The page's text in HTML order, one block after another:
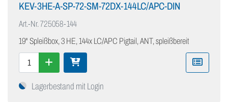
KEV-3HE-A-SP-72-SM-72DX-144LC/APC-DIN
Art.-Nr.725058-144
19" Spleißbox, 3 HE, 144x LC/APC Pigtail, ANT, spleißbereit
Lagerbestand mit Login